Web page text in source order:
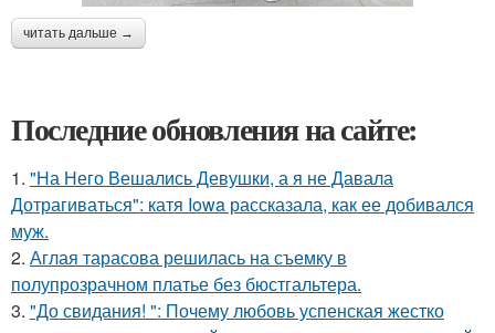
читать дальше →
Последние обновления на сайте:
1. "На Него Вешались Девушки, а я не Давала
Дотрагиваться": катя Iowa рассказала, как ее добивался
муж.
2. Аглая тарасова решилась на съемку в
полупрозрачном платье без бюстгальтера.
3. "До свидания! ": Почему любовь успенская жестко